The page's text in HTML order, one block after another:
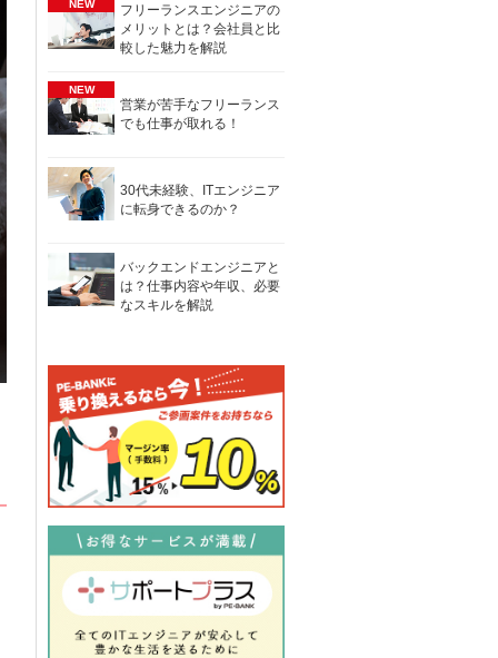
フリーランスエンジニアの
メリットとは？会社員と比
較した魅力を解説
営業が苦手なフリーランス
でも仕事が取れる！
30代未経験、ITエンジニア
に転身できるのか？
バックエンドエンジニアと
は？仕事内容や年収、必要
なスキルを解説